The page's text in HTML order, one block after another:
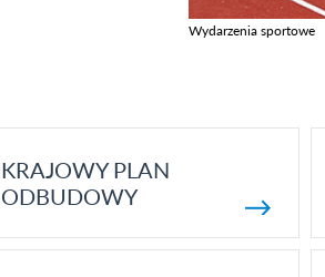
Wydarzenia sportowe
KRAJOWY PLAN
ODBUDOWY